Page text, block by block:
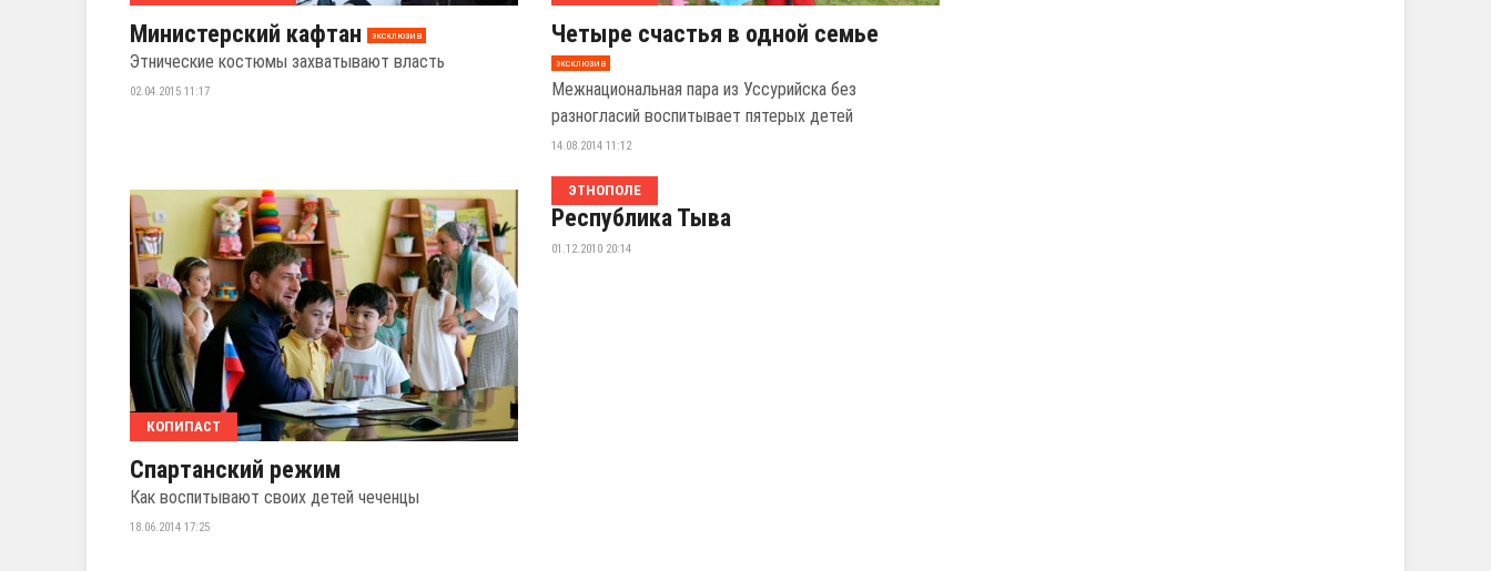
Министерский кафтан эксклюзив
Этнические костюмы захватывают власть
02.04.2015 11:17
Четыре счастья в одной семье
эксклюзив
Межнациональная пара из Уссурийска без
разногласий воспитывает пятерых детей
14.08.2014 11:12
КОПИПАСТ
Спартанский режим
Как воспитывают своих детей чеченцы
18.06.2014 17:25
ЭТНОПОЛЕ
Республика Тыва
01.12.2010 20:14